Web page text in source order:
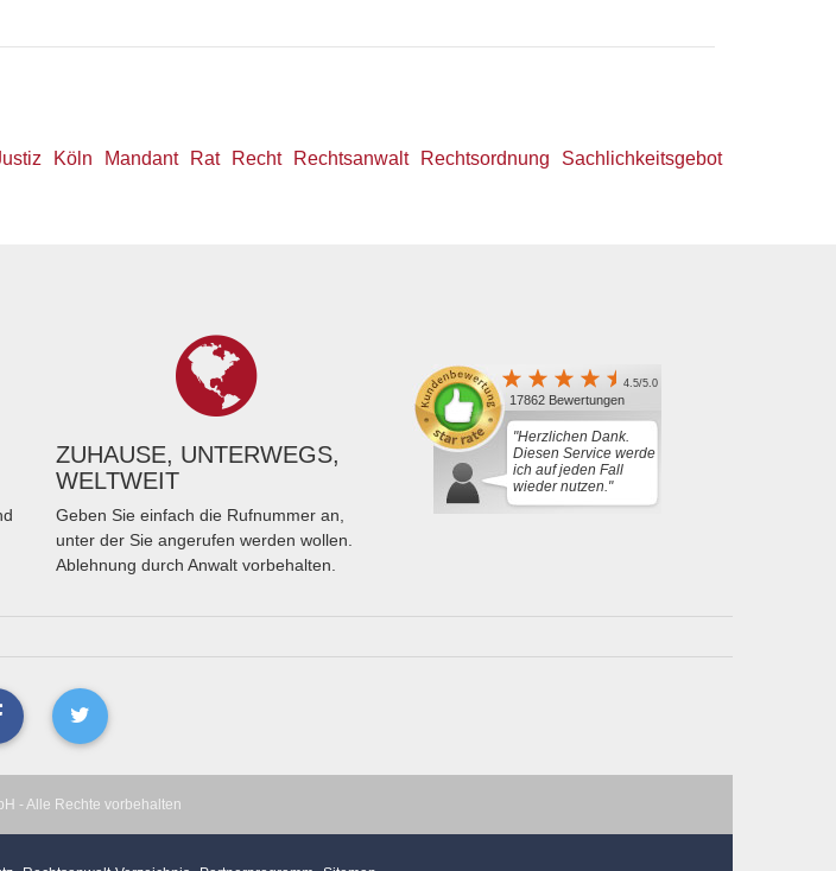
Köln Mandant Rat Recht Rechtsanwalt Rechtsordnung
Sachlichkeitsgebot
ZUHAUSE, UNTERWEGS,
WELTWEIT
Geben Sie einfach die Rufnummer an,
unter der Sie angerufen werden wollen.
Ablehnung durch Anwalt vorbehalten.
4.5/5.0
17862 Bewertungen
"Herzlichen Dank.
Diesen Service werde
ich auf jeden Fall
wieder nutzen."
- Alle Rechte vorbehalten